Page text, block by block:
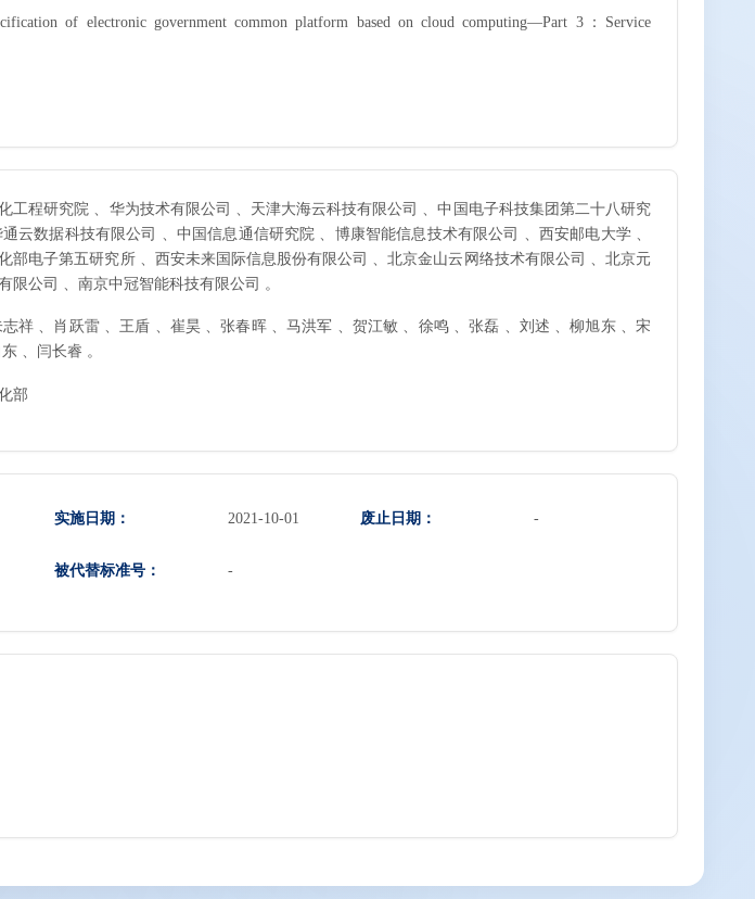
of electronic government common platform based on cloud computing—Part 3：Service
工程研究院 、华为技术有限公司 、天津大海云科技有限公司 、中国电子科技集团第二十八研究
云数据科技有限公司 、中国信息通信研究院 、博康智能信息技术有限公司 、西安邮电大学 、
部电子第五研究所 、西安未来国际信息股份有限公司 、北京金山云网络技术有限公司 、北京元
限公司 、南京中冠智能科技有限公司 。
祥 、肖跃雷 、王盾 、崔昊 、张春晖 、马洪军 、贺江敏 、徐鸣 、张磊 、刘述 、柳旭东 、宋
、闫长睿 。
部
实施日期： 2021-10-01 废止日期： -
被代替标准号： -